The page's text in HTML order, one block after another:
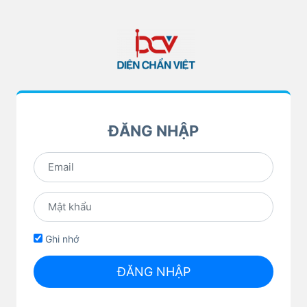
ĐĂNG NHẬP
Ghi nhớ
ĐĂNG NHẬP